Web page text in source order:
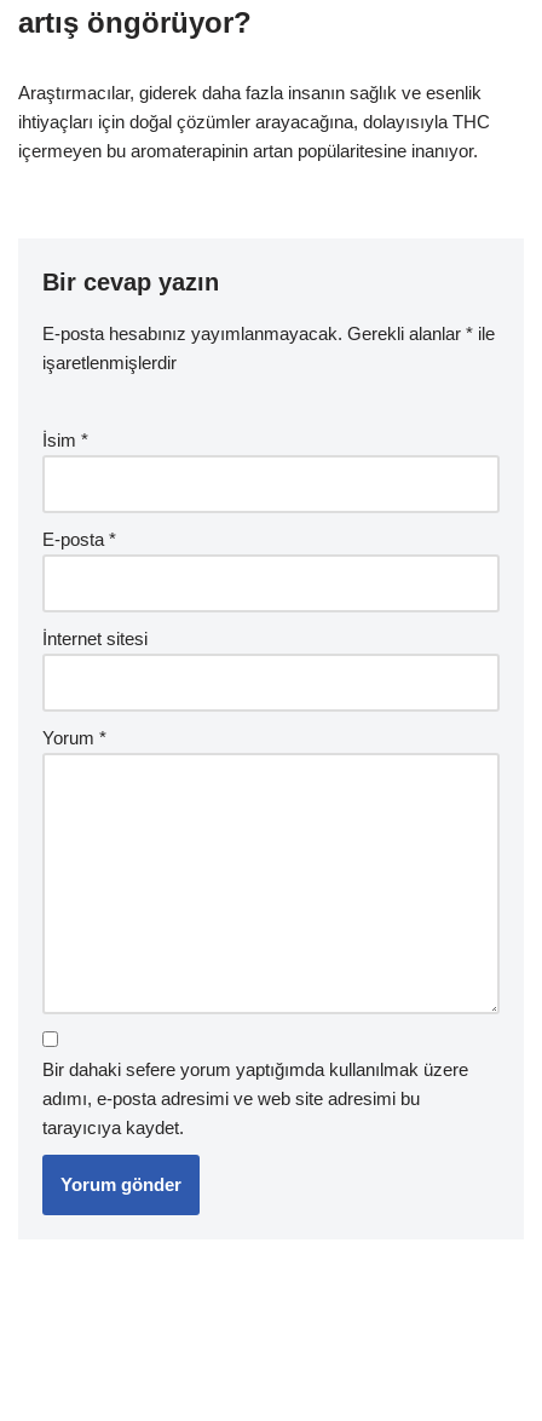
artış öngörüyor?
Araştırmacılar, giderek daha fazla insanın sağlık ve esenlik
ihtiyaçları için doğal çözümler arayacağına, dolayısıyla THC
içermeyen bu aromaterapinin artan popülaritesine inanıyor.
Bir cevap yazın
E-posta hesabınız yayımlanmayacak. Gerekli alanlar * ile
işaretlenmişlerdir
İsim *
E-posta *
İnternet sitesi
Yorum *
Bir dahaki sefere yorum yaptığımda kullanılmak üzere
adımı, e-posta adresimi ve web site adresimi bu
tarayıcıya kaydet.